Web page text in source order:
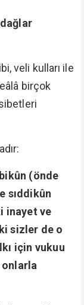
veli kulları ile
birçok
(önde
sıddikûn
inayet ve
sizler de o
için vukuu